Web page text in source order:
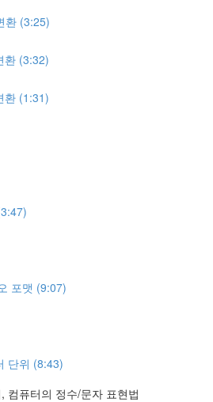
환 (3:25)
환 (3:32)
환 (1:31)
포맷 (9:07)
단위 (8:43)
컴퓨터의 정수/문자 표현법